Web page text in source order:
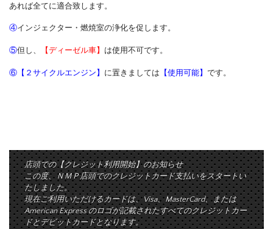
あれば全てに適合致します。
④インジェクター・燃焼室の浄化を促します。
⑤但し、 【ディーゼル車】 は使用不可です。
⑥ 【２サイクルエンジン】 に置きましては 【使用可能】 です。
店頭での【クレジット利用開始】のお知らせ
この度、ＮＭＰ店頭でのクレジットカード支払いをスタートい
たしました。
現在ご利用いただけるカードは、Visa、MasterCard、または
American Express のロゴが記載されたすべてのクレジットカー
ドとデビットカードとなります。